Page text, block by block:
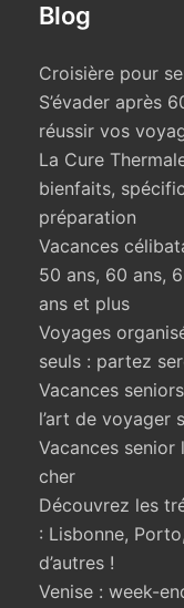
Blog
Croisière pour
S’évader après
réussir vos
La Cure
bienfaits,
préparation
Vacances
50 ans, 60 ans,
ans et plus
Voyages
seuls : partez
Vacances
l’art de voyager
Vacances senior
cher
Découvrez les
: Lisbonne,
d’autres !
Venise : week-